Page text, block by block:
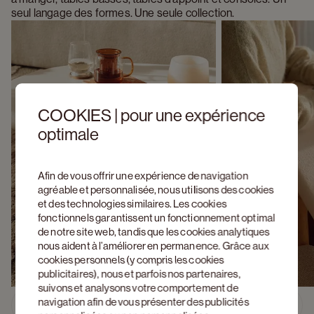
COOKIES | pour une expérience
optimale
Afin de vous offrir une expérience de navigation
agréable et personnalisée, nous utilisons des cookies
et des technologies similaires. Les cookies
fonctionnels garantissent un fonctionnement optimal
de notre site web, tandis que les cookies analytiques
nous aident à l’améliorer en permanence. Grâce aux
cookies personnels (y compris les cookies
publicitaires), nous et parfois nos partenaires,
suivons et analysons votre comportement de
navigation afin de vous présenter des publicités
seul langage des formes. Une seule collection.
Previous slide Découvrez Artisano